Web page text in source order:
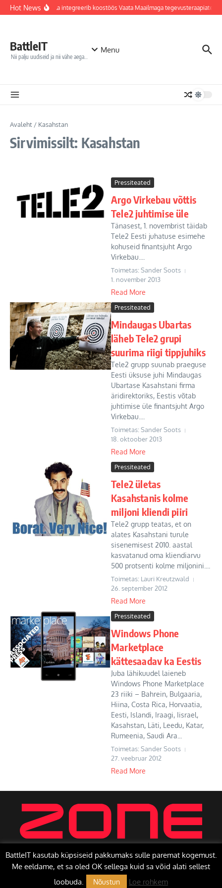
Sisu juurde
Hot NewsJõhvi haigla integreerib koostöös Vaata Maailmaga
BattleIT
Nii palju uudiseid ja nii vähe aega…
Menu
Avaleht / Kasahstan
Sirvimissilt: Kasahstan
Pressiteated
Argo Virkebau võttis
Tele2 juhtimise üle
Tänasest, 1. novembrist täidab
Tele2 Eesti juhatuse esimehe
kohuseid finantsjuht Argo
Virkebau....
Toimetas: Sander Soots
1. november 2013
Read More
Pressiteated
Mindaugas Ubartas
läheb Tele2 grupi
suurima riigi tippjuhiks
Tele2 grupp suunab praeguse
Eesti üksuse juhi Mindaugas
Ubartase Kasahstani firma
äridirektoriks, Eestis võtab
juhtimise üle finantsjuht Argo
Virkebau....
Toimetas: Sander Soots
18. oktoober 2013
Read More
Pressiteated
Tele2 ületas
Kasahstanis kolme
miljoni kliendi piiri
Tele2 grupp teatas, et on
alates Kasahstani turule
sisenemisest 2010. aastal
kasvatanud oma kliendiarvu
500 protsenti kolme miljonini....
Toimetas: Lauri Kreutzwald
26. september 2012
Read More
Pressiteated
Windows Phone
Marketplace
kättesaadav ka Eestis
Juba lähikuudel laieneb
Windows Phone Marketplace
23 riiki – Bahrein, Bulgaaria,
Hiina, Costa Rica, Horvaatia,
Eesti, Islandi, Iraagi, Iisrael,
Kasahstan, Läti, Leedu, Katar,
Rumeenia, Saudi Ara...
Toimetas: Sander Soots
27. veebruar 2012
Read More
Copyright © 2026 BattleIT | Toetab Uudisteajakiri X
BattleIT kasutab küpsiseid pakkumaks sulle paremat kogemust.
Me eeldame, et sa oled OK sellega kuid sa võid alati sellest
loobuda.
Nõustun Loe rohkem